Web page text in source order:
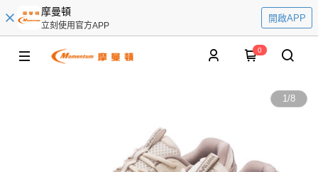
摩曼頓
立刻使用官方APP
開啟APP
0
1/8